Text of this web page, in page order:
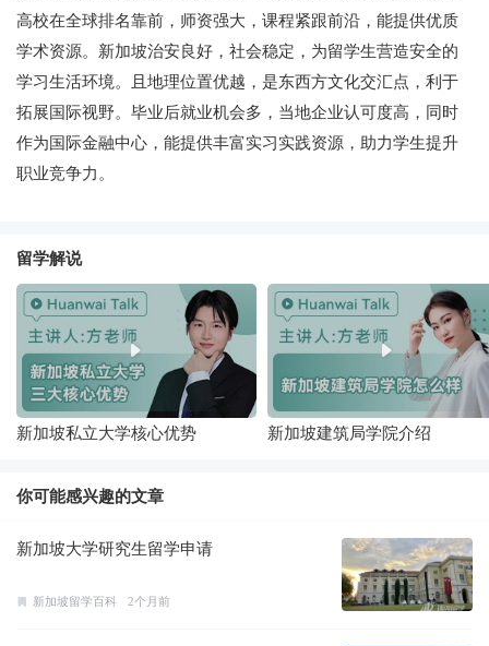
高校在全球排名靠前，师资强大，课程紧跟前沿，能提供优质
学术资源。新加坡治安良好，社会稳定，为留学生营造安全的
学习生活环境。且地理位置优越，是东西方文化交汇点，利于
拓展国际视野。毕业后就业机会多，当地企业认可度高，同时
作为国际金融中心，能提供丰富实习实践资源，助力学生提升
职业竞争力。
留学解说
新加坡私立大学核心优势 新加坡建筑局学院介绍
你可能感兴趣的文章
新加坡大学研究生留学申请
新加坡留学百科 2个月前